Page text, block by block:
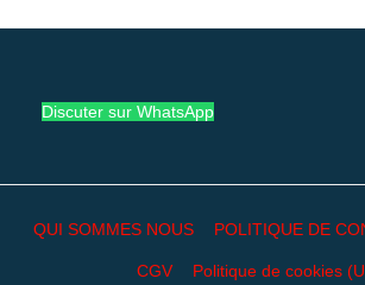
Discuter sur WhatsApp
QUI SOMMES NOUS POLITIQUE DE
CGV Politique de cookies